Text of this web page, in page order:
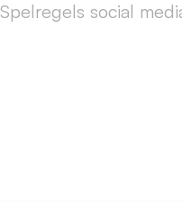
Spelregels social